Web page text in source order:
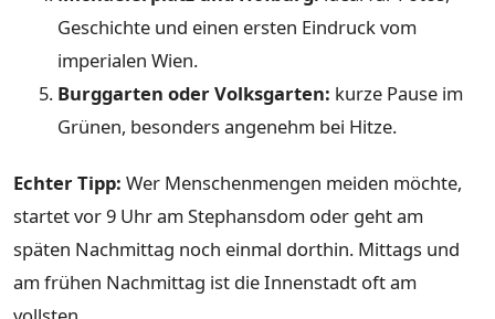
Geschichte und einen ersten Eindruck vom
imperialen Wien.
Burggarten oder Volksgarten: kurze Pause im
Grünen, besonders angenehm bei Hitze.
Echter Tipp: Wer Menschenmengen meiden möchte,
startet vor 9 Uhr am Stephansdom oder geht am
späten Nachmittag noch einmal dorthin. Mittags und
am frühen Nachmittag ist die Innenstadt oft am